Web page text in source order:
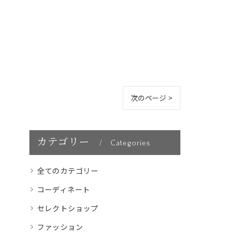
次のページ >
カテゴリー Categories
全てのカテゴリー
コーディネート
セレクトショップ
ファッション